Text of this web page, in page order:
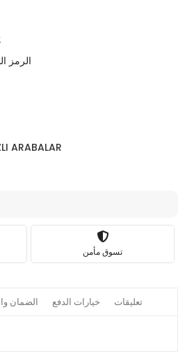
الرمز
ARABALAR
تسوق مأمن
الضمان خيارات الدفع تعليقات